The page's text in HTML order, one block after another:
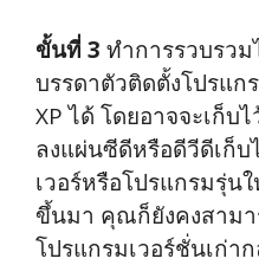
ขั้นที่ 3 ทำการรวบรวม
บรรดาตัวติดตั้งโปรแก
XP ได้ โดยอาจจะเก็บ
ลงแผ่นซีดีหรือดีวีดีเก็บ
เวอร์หรือโปรแกรมรุ่น
ขึ้นมา คุณก็ยังคงสามา
โปรแกรมเวอร์ชั่นเก่